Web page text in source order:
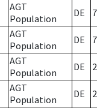
AGT
Population
DE 7
AGT
Population
DE 7
AGT
Population
DE 2
AGT
Population
DE 2